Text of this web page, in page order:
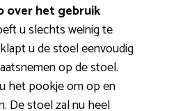
over het gebruik
u slechts weinig te
u de stoel eenvoudig
op de stoel.
het pookje om op en
De stoel zal nu heel